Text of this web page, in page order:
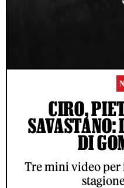
CIRO,
DI
Tre mini video per